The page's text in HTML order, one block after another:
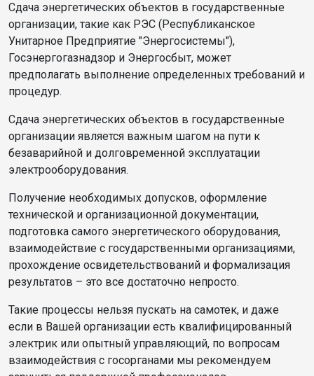
Сдача энергетических объектов в государственные
организации, такие как РЭС (Республиканское
Унитарное Предприятие "Энергосистемы"),
Госэнергогазнадзор и Энергосбыт, может
предполагать выполнение определенных требований и
процедур.
Сдача энергетических объектов в государственные
организации является важным шагом на пути к
безаварийной и долговременной эксплуатации
электрооборудования.
Получение необходимых допусков, оформление
технической и организационной документации,
подготовка самого энергетического оборудования,
взаимодействие с государственными организациями,
прохождение освидетельствований и формализация
результатов – это все достаточно непросто.
Такие процессы нельзя пускать на самотек, и даже
если в Вашей организации есть квалифицированный
электрик или опытный управляющий, по вопросам
взаимодействия с госорганами мы рекомендуем